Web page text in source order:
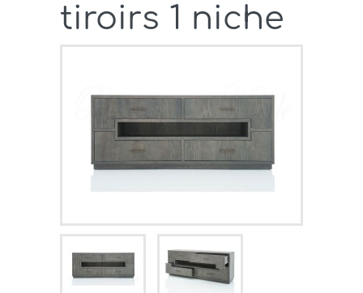
tiroirs 1 niche